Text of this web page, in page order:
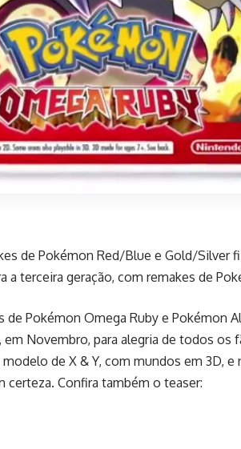
de Pokémon Red/Blue e Gold/Silver
a terceira geração, com remakes de
de Pokémon Omega Ruby e Pokémon
em Novembro, para alegria de todos os
de X & Y, com mundos em 3D,
certeza. Confira também o teaser: